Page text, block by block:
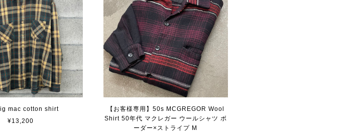
mac cotton shirt
¥13,200
【お客様専用】50s MCGREGOR Wool
Shirt 50年代 マクレガー ウールシャツ ボ
ーダー×ストライプ M